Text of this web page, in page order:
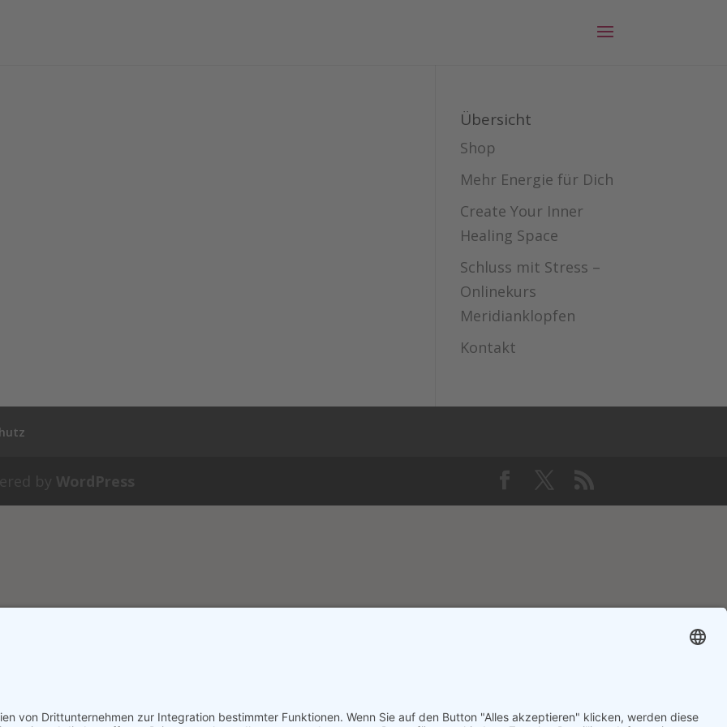
Übersicht
Shop
Mehr Energie für Dich
Create Your Inner
Healing Space
Schluss mit Stress –
Onlinekurs
Meridianklopfen
Kontakt
by WordPress